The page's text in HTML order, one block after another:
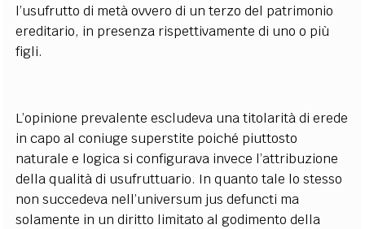
l’usufrutto di metà ovvero di un terzo del patrimonio
ereditario, in presenza rispettivamente di uno o più
figli.
L’opinione prevalente escludeva una titolarità di erede
in capo al coniuge superstite poiché piuttosto
naturale e logica si configurava invece l’attribuzione
della qualità di usufruttuario. In quanto tale lo stesso
non succedeva nell’universum jus defuncti ma
solamente in un diritto limitato al godimento della